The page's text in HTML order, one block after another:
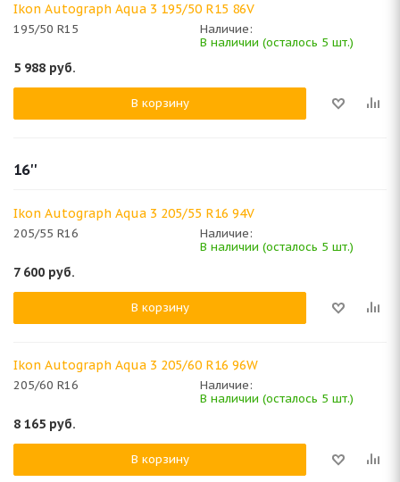
Ikon Autograph Aqua 3 195/50 R15 86V
195/50 R15
Наличие:
В наличии (осталось 5 шт.)
5 988 руб.
В корзину
16''
Ikon Autograph Aqua 3 205/55 R16 94V
205/55 R16
Наличие:
В наличии (осталось 5 шт.)
7 600 руб.
В корзину
Ikon Autograph Aqua 3 205/60 R16 96W
205/60 R16
Наличие:
В наличии (осталось 5 шт.)
8 165 руб.
В корзину